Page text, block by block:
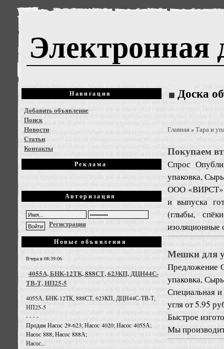
Электронная
Навигация
Добавить объявление
Поиск
Новости
Статьи
Контакты
Реклама
Авторизация
Регистрация
Новые объявления
Вчера в 08:39:06
4055А, БНК-12ТК, 888СТ, 623КП, ДЦН44С-
ТВ-Т, НП25-5
4055А, БНК-12ТК, 888СТ, 623КП, ДЦН44С-ТВ-Т,
НП25-5
- - - -
Продам Насос 29-623; Насос 4020; Насос 4055А;
Насос 888; Насос 888А;
Насос...
Доска
Главная»Тара и
Покупаем
Спрос
упаковка,
ООО «ВИРСТ»
и выпуска
(глыбы,
Мешки для
Предложение
упаковка,
Специальная
угля от 5.95
Быстрое
Мы